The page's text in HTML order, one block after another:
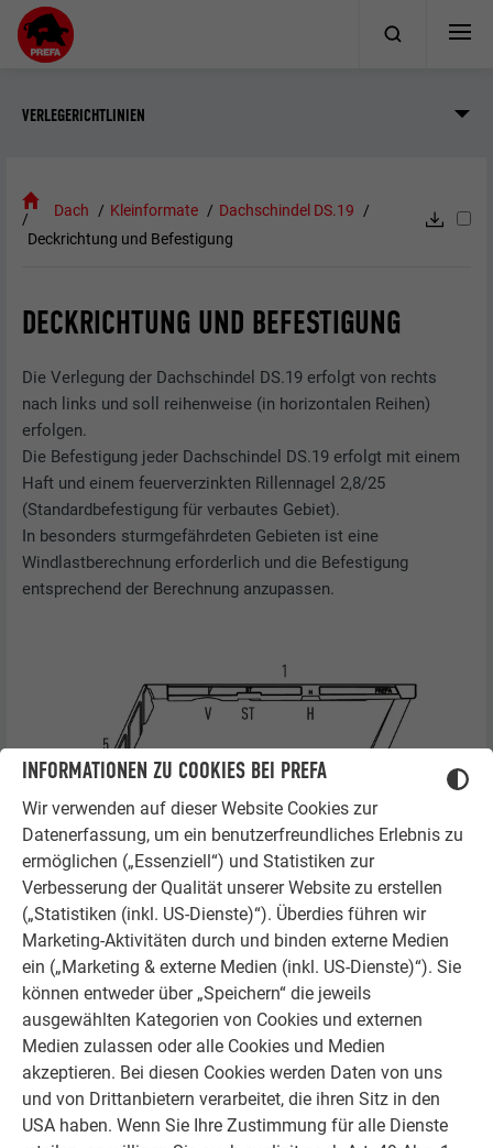
INFORMATIONEN ZU COOKIES BEI PREFA
Wir verwenden auf dieser Website Cookies zur
Datenerfassung, um ein benutzerfreundliches Erlebnis zu
ermöglichen („Essenziell“) und Statistiken zur
Verbesserung der Qualität unserer Website zu erstellen
(„Statistiken (inkl. US-Dienste)“). Überdies führen wir
Marketing-Aktivitäten durch und binden externe Medien
ein („Marketing & externe Medien (inkl. US-Dienste)“). Sie
können entweder über „Speichern“ die jeweils
ausgewählten Kategorien von Cookies und externen
Medien zulassen oder alle Cookies und Medien
akzeptieren. Bei diesen Cookies werden Daten von uns
und von Drittanbietern verarbeitet, die ihren Sitz in den
USA haben. Wenn Sie Ihre Zustimmung für alle Dienste
VERLEGERICHTLINIEN
Dach Kleinformate
Dachschindel DS.19
Deckrichtung und Befestigung
DECKRICHTUNG UND BEFESTIGUNG
Die Verlegung der Dachschindel DS.19 erfolgt von rechts
nach links und soll reihenweise (in horizontalen Reihen)
erfolgen.
Die Befestigung jeder Dachschindel DS.19 erfolgt mit einem
Haft und einem feuerverzinkten Rillennagel 2,8/25
(Standardbefestigung für verbautes Gebiet).
In besonders sturmgefährdeten Gebieten ist eine
Windlastberechnung erforderlich und die Befestigung
entsprechend der Berechnung anzupassen.